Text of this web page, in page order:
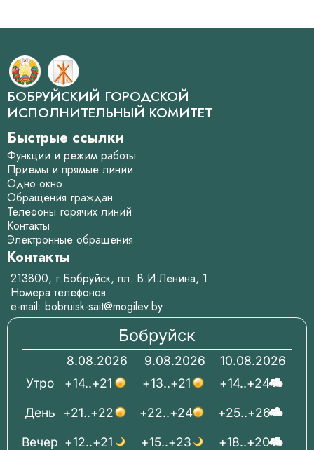
БОБРУЙСКИЙ ГОРОДСКОЙ
ИСПОЛНИТЕЛЬНЫЙ КОМИТЕТ
Быстрые ссылки
Функции и режим работы
Приемы и прямые линии
Одно окно
Обращения граждан
Телефоны горячих линий
Контакты
Электронные обращения
Контакты
213800, г.Бобруйск, пл. В.И.Ленина, 1
Номера телефонов
e-mail: bobruisk-sait@mogilev.by
Бобруйск
8.08.2026
+14..+21
+21..+22
+12..+21
9.08.2026
+13..+21
+22..+24
+15..+23
10.08.2026
+14..+24
+25..+26
+18..+20
Вечер
День
Утро